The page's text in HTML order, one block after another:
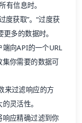
有信息时。
度获取”。“过度获
多的数据时。
向API的一个URL
你需要的数据可
来过滤响应的方
灵活性。
应精确过滤到你